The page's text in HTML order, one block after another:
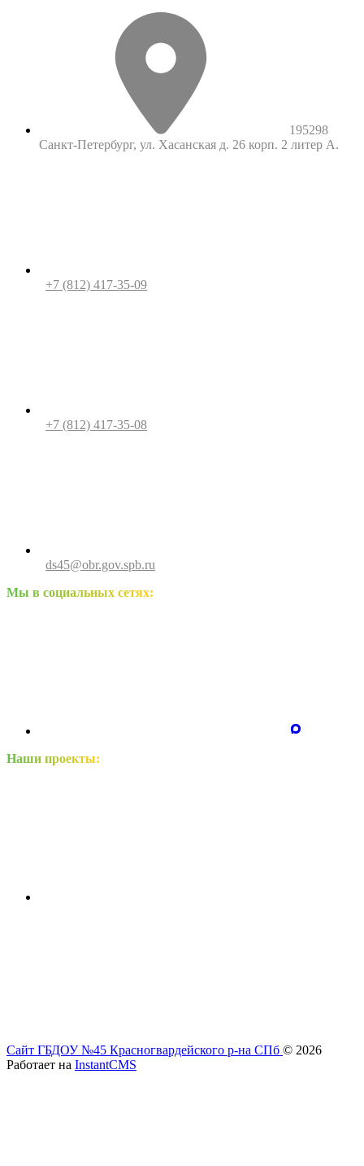
195298
Санкт-Петербург, ул. Хасанская д. 26 корп. 2 литер А.
+7 (812) 417-35-09
+7 (812) 417-35-08
ds45@obr.gov.spb.ru
Мы в социальных сетях:
Наши проекты:
Сайт ГБДОУ №45 Красногвардейского р-на СПб © 2026
Работает на InstantCMS